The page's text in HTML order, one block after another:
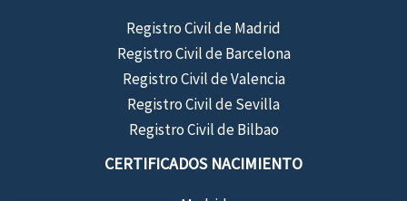
Registro Civil de Madrid
Registro Civil de Barcelona
Registro Civil de Valencia
Registro Civil de Sevilla
Registro Civil de Bilbao
CERTIFICADOS NACIMIENTO